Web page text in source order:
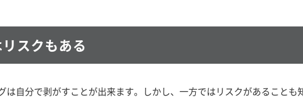
スクもある
は自分で剥がすことが出来ます。しかし、一方ではリスクがあること